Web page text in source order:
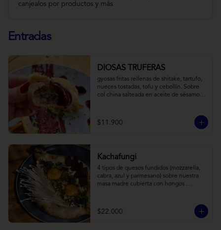
canjealos por productos y más
Entradas
DIOSAS TRUFERAS
gyosas fritas rellenas de shitake, tartufo,
nueces tostadas, tofu y cebollín. Sobre
col china salteada en aceite de sésamo,
$11.900
Kachafungi
4 tipos de quesos fundidos (mozzarella,
cabra, azul y parmesano) sobre nuestra
masa madre cubierta con hongos
frescas y pequeños toques de
chimichurri.
$22.000